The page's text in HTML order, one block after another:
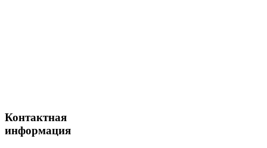
Контактная
информация